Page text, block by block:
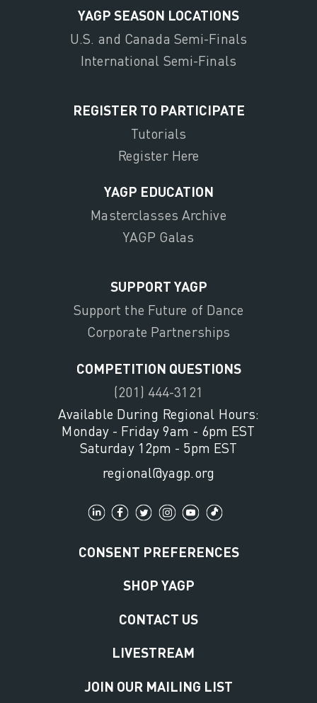
YAGP SEASON LOCATIONS
U.S. and Canada Semi-Finals
International Semi-Finals
REGISTER TO PARTICIPATE
Tutorials
Register Here
YAGP EDUCATION
Masterclasses Archive
YAGP Galas
SUPPORT YAGP
Support the Future of Dance
Corporate Partnerships
COMPETITION QUESTIONS
(201) 444-3121
Available During Regional Hours:
Monday - Friday 9am - 6pm EST
Saturday 12pm - 5pm EST
regional@yagp.org
CONSENT PREFERENCES
SHOP YAGP
CONTACT US
LIVESTREAM
JOIN OUR MAILING LIST